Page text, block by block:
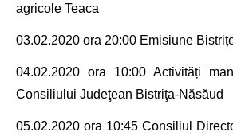
agricole Teaca
03.02.2020 ora 20:00 Emisiune
04.02.2020 ora 10:00 Activități
Consiliului Judeţean Bistriţa-Năsăud
05.02.2020 ora 10:45 Consiliul